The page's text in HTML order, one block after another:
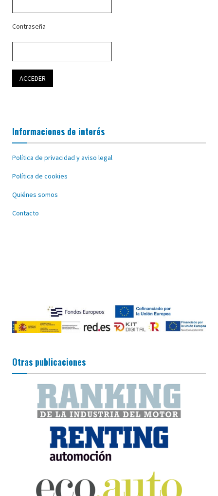
Contraseña
Informaciones de interés
Política de privacidad y aviso legal
Política de cookies
Quiénes somos
Contacto
Otras publicaciones